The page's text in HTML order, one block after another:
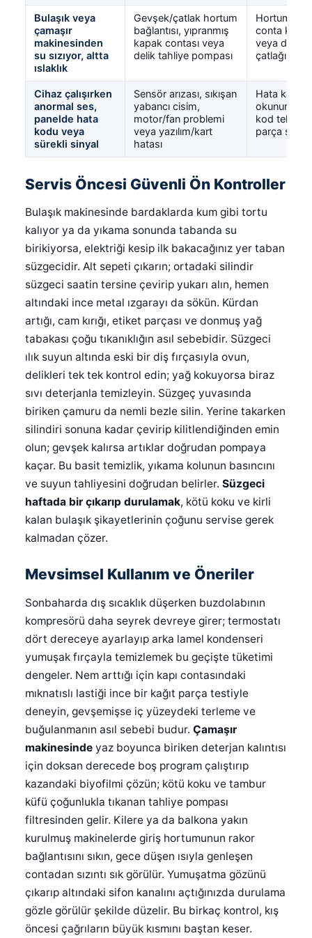
Bulaşık veya
çamaşır
makinesinden
su sızıyor, altta
ıslaklık
Gevşek/çatlak hortum
bağlantısı, yıpranmış
kapak contası veya
delik tahliye pompası
Hortum
conta
veya
çatlağı
Cihaz çalışırken
anormal ses,
panelde hata
kodu veya
sürekli sinyal
Sensör arızası, sıkışan
yabancı cisim,
motor/fan problemi
veya yazılım/kart
hatası
Hata kodu
okunur,
kod tekrar
parça
Servis Öncesi Güvenli Ön Kontroller
Bulaşık makinesinde bardaklarda kum gibi tortu
kalıyor ya da yıkama sonunda tabanda su
birikiyorsa, elektriği kesip ilk bakacağınız yer taban
süzgecidir. Alt sepeti çıkarın; ortadaki silindir
süzgeci saatin tersine çevirip yukarı alın, hemen
altındaki ince metal ızgarayı da sökün. Kürdan
artığı, cam kırığı, etiket parçası ve donmuş yağ
tabakası çoğu tıkanıklığın asıl sebebidir. Süzgeci
ılık suyun altında eski bir diş fırçasıyla ovun,
delikleri tek tek kontrol edin; yağ kokuyorsa biraz
sıvı deterjanla temizleyin. Süzgeç yuvasında
biriken çamuru da nemli bezle silin. Yerine takarken
silindiri sonuna kadar çevirip kilitlendiğinden emin
olun; gevşek kalırsa artıklar doğrudan pompaya
kaçar. Bu basit temizlik, yıkama kolunun basıncını
ve suyun tahliyesini doğrudan belirler. Süzgeci
haftada bir çıkarıp durulamak, kötü koku ve kirli
kalan bulaşık şikayetlerinin çoğunu servise gerek
kalmadan çözer.
Mevsimsel Kullanım ve Öneriler
Sonbaharda dış sıcaklık düşerken buzdolabının
kompresörü daha seyrek devreye girer; termostatı
dört dereceye ayarlayıp arka lamel kondenseri
yumuşak fırçayla temizlemek bu geçişte tüketimi
dengeler. Nem arttığı için kapı contasındaki
mıknatıslı lastiği ince bir kağıt parça testiyle
deneyin, gevşemişse iç yüzeydeki terleme ve
buğulanmanın asıl sebebi budur. Çamaşır
makinesinde yaz boyunca biriken deterjan kalıntısı
için doksan derecede boş program çalıştırıp
kazandaki biyofilmi çözün; kötü koku ve tambur
küfü çoğunlukla tıkanan tahliye pompası
filtresinden gelir. Kilere ya da balkona yakın
kurulmuş makinelerde giriş hortumunun rakor
bağlantısını sıkın, gece düşen ısıyla genleşen
contadan sızıntı sık görülür. Yumuşatma gözünü
çıkarıp altındaki sifon kanalını açtığınızda durulama
gözle görülür şekilde düzelir. Bu birkaç kontrol, kış
öncesi çağrıların büyük kısmını baştan keser.